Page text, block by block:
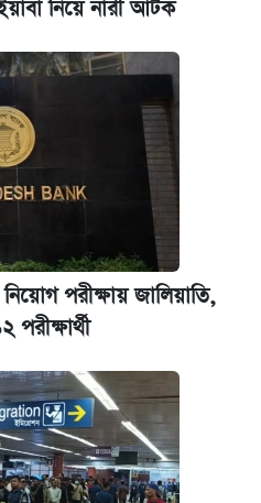
নিয়ে নারী আটক
পরীক্ষায় জালিয়াতি,